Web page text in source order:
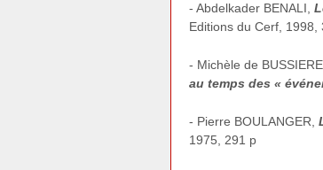
- Abdelkader BENALI,
Editions du Cerf, 1998,
- Michèle de
au temps des «
- Pierre BOULANGER,
1975, 291 p